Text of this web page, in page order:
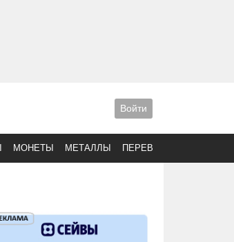
Войти
МОНЕТЫ МЕТАЛЛЫ ПЕРЕВОДЫ